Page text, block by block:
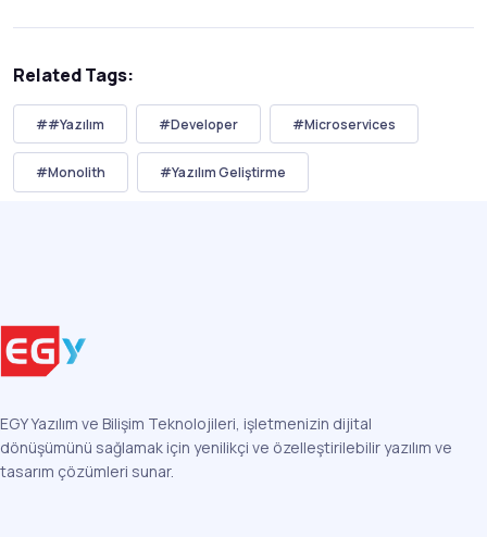
Related Tags:
##Yazılım #Developer #Microservices
#Monolith #Yazılım Geliştirme
EGY Yazılım ve Bilişim Teknolojileri, işletmenizin dijital
dönüşümünü sağlamak için yenilikçi ve özelleştirilebilir yazılım ve
tasarım çözümleri sunar.